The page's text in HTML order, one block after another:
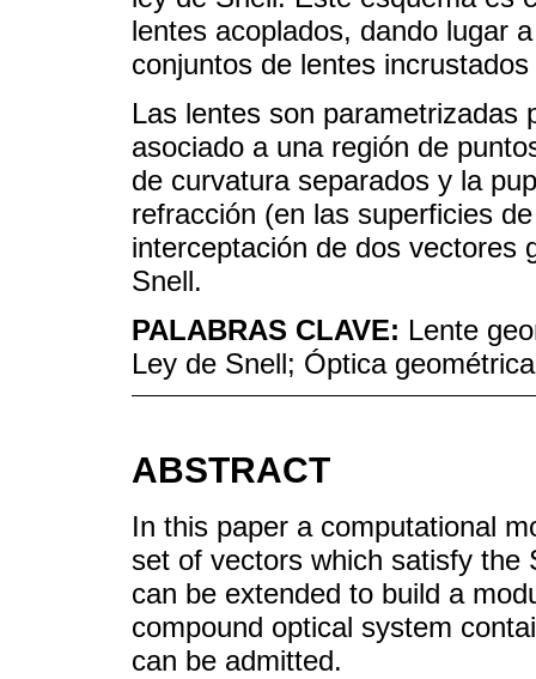
lentes acoplados, dando lugar
conjuntos de lentes
Las lentes son parametrizadas
asociado a una región de
de curvatura separados y la
refracción (en las superficies
interceptación de dos vectores
Snell.
PALABRAS CLAVE: Lente
Ley de Snell; Óptica geométrica
ABSTRACT
In this paper a computational
set of vectors which satisfy the
can be extended to build a
compound optical system
can be admitted.